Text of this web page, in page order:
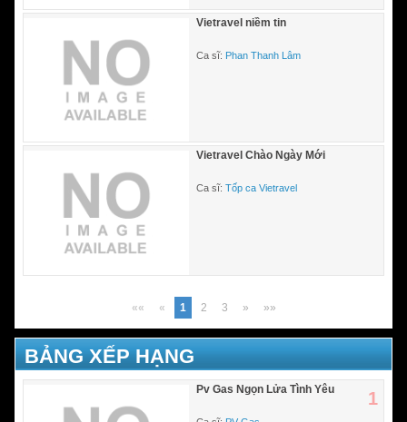
Vietravel niềm tin
Ca sĩ: Phan Thanh Lâm
Vietravel Chào Ngày Mới
Ca sĩ: Tốp ca Vietravel
«« « 1 2 3 » »»
BẢNG XẾP HẠNG
Pv Gas Ngọn Lửa Tình Yêu 1